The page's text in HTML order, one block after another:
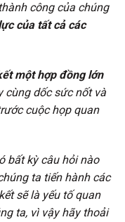
công của chúng
của tất cả các
một hợp đồng lớn
cùng dốc sức nốt và
cuộc họp quan
bất kỳ câu hỏi nào
ta tiến hành các
sẽ là yếu tố quan
ta, vì vậy hãy thoải